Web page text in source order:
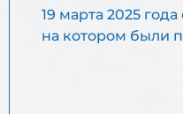
19 марта 2025 года
на котором